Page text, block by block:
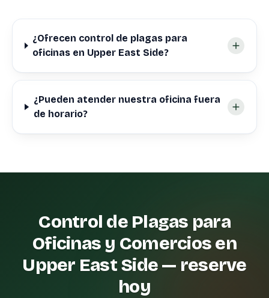
¿Ofrecen control de plagas para
oficinas en Upper East Side?
¿Pueden atender nuestra oficina fuera
de horario?
Control de Plagas para
Oficinas y Comercios en
Upper East Side — reserve
hoy